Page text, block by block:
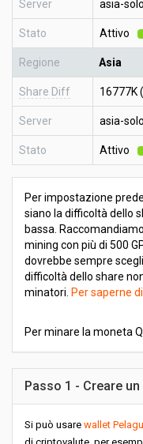
Server asia-
Stato Attivo
Regione Asia
Share Diff 16777K
Server asia-
Stato Attivo
Per impostazione
siano la difficoltà dello
bassa.
mining con più di 500
dovrebbe sempre
difficoltà dello share
minatori. Per saperne
Per minare la moneta
Passo 1 - Creare
Si può usare wallet